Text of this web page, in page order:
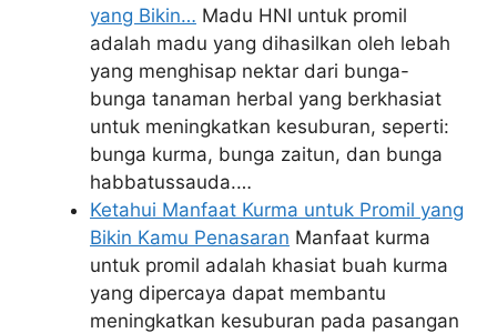
yang Bikin… Madu HNI untuk promil
adalah madu yang dihasilkan oleh lebah
yang menghisap nektar dari bunga-
bunga tanaman herbal yang berkhasiat
untuk meningkatkan kesuburan, seperti:
bunga kurma, bunga zaitun, dan bunga
habbatussauda.…
Ketahui Manfaat Kurma untuk Promil yang
Bikin Kamu Penasaran Manfaat kurma
untuk promil adalah khasiat buah kurma
yang dipercaya dapat membantu
meningkatkan kesuburan pada pasangan